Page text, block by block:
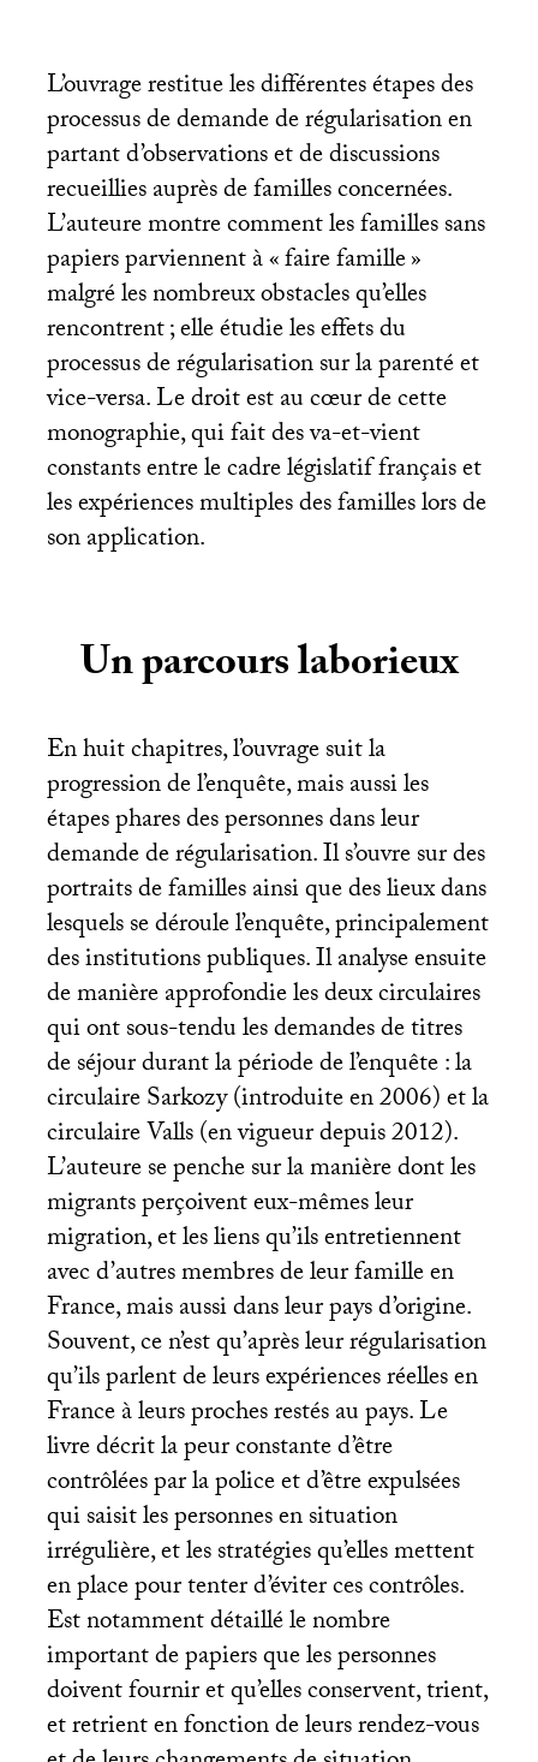
L’ouvrage restitue les différentes étapes des
processus de demande de régularisation en
partant d’observations et de discussions
recueillies auprès de familles concernées.
L’auteure montre comment les familles sans
papiers parviennent à «faire famille»
malgré les nombreux obstacles qu’elles
rencontrent; elle étudie les effets du
processus de régularisation sur la parenté et
vice-versa. Le droit est au cœur de cette
monographie, qui fait des va-et-vient
constants entre le cadre législatif français et
les expériences multiples des familles lors de
son application.
Un parcours laborieux
En huit chapitres, l’ouvrage suit la
progression de l’enquête, mais aussi les
étapes phares des personnes dans leur
demande de régularisation. Il s’ouvre sur des
portraits de familles ainsi que des lieux dans
lesquels se déroule l’enquête, principalement
des institutions publiques. Il analyse ensuite
de manière approfondie les deux circulaires
qui ont sous-tendu les demandes de titres
de séjour durant la période de l’enquête : la
circulaire Sarkozy (introduite en 2006) et la
circulaire Valls (en vigueur depuis 2012).
L’auteure se penche sur la manière dont les
migrants perçoivent eux-mêmes leur
migration, et les liens qu’ils entretiennent
avec d’autres membres de leur famille en
France, mais aussi dans leur pays d’origine.
Souvent, ce n’est qu’après leur régularisation
qu’ils parlent de leurs expériences réelles en
France à leurs proches restés au pays. Le
livre décrit la peur constante d’être
contrôlées par la police et d’être expulsées
qui saisit les personnes en situation
irrégulière, et les stratégies qu’elles mettent
en place pour tenter d’éviter ces contrôles.
Est notamment détaillé le nombre
important de papiers que les personnes
doivent fournir et qu’elles conservent, trient,
et retrient en fonction de leurs rendez-vous